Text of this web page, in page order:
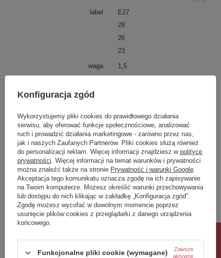
label
E27
28
26
23
waga 1,5
material
kolorLampy Czarny/biały
kolor klosza N/D
srednica Klosza N/D
dlugoscLampy 80
żarówki 1
oprawka E27
watt 15W MAX LED
Potrzebujesz pomocy? Masz pytania?
Zadaj pytanie a my odpowiemy niezwłocznie,
dla innych.
Zadaj pytanie
Konfiguracja zgód
Wykorzystujemy pliki cookies do prawidłowego działania
serwisu, aby oferować funkcje społecznościowe, analizować
ruch i prowadzić działania marketingowe - zarówno przez nas,
jak i naszych Zaufanych Partnerów. Pliki cookies służą również
do personalizacji reklam. Więcej informacji znajdziesz w polityce
prywatności . Więcej informacji na temat warunków i prywatności
można znaleźć także na stronie Prywatność i warunki Google
Akceptacja tego komunikatu oznacza zgodę na ich zapisywanie
na Twoim komputerze. Możesz określić warunki przechowywania
lub dostępu do nich klikając w zakładkę „Konfiguracja zgód”.
Zgodę możesz wycofać w dowolnym momencie poprzez
usunięcie plików cookies z przeglądarki z danego urządzenia
końcowego.
Funkcjonalne pliki cookie (wymagane)
Zawsze
aktywne